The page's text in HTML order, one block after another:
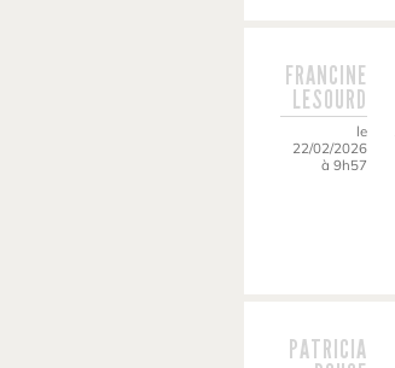
FRANCINE
LESOURD
le
22/02/2026
à 9h57
PATRICIA